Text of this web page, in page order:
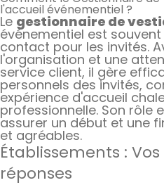
l'accueil événementiel ?
Le gestionnaire de
événementiel est
contact pour les invités.
l'organisation et une
service client, il gère
personnels des invités,
expérience d'accueil
professionnelle. Son rôle
assurer un début et une
et agréables.
Établissements :
réponses